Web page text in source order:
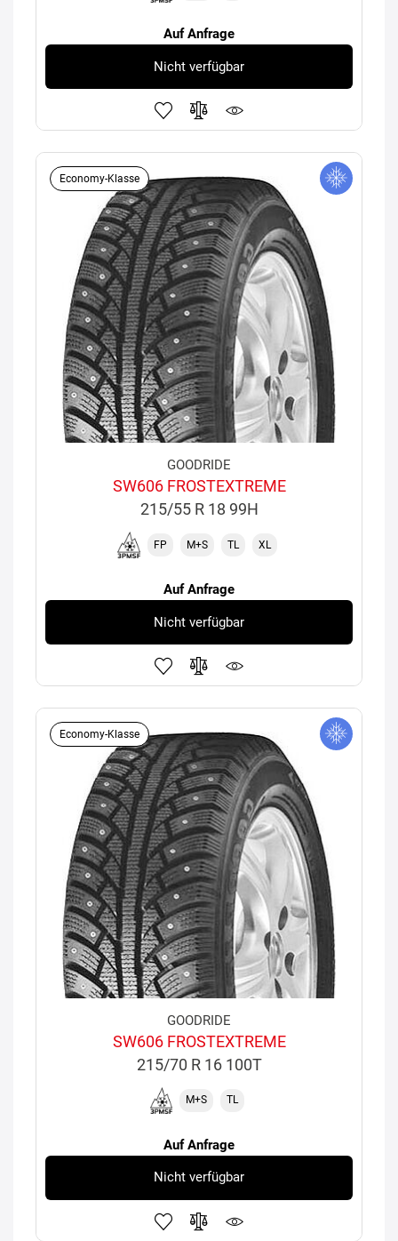
Auf Anfrage
Nicht verfügbar
Economy-Klasse
GOODRIDE
SW606 FROSTEXTREME
215/55 R 18 99H
FP M+S TL XL
Auf Anfrage
Nicht verfügbar
Economy-Klasse
GOODRIDE
SW606 FROSTEXTREME
215/70 R 16 100T
M+S TL
Auf Anfrage
Nicht verfügbar